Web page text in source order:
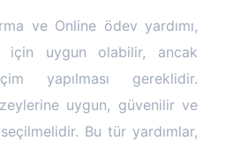
ve Online ödev yardımı,
için uygun olabilir, ancak
yapılması gereklidir.
uygun, güvenilir ve
Bu tür yardımlar,